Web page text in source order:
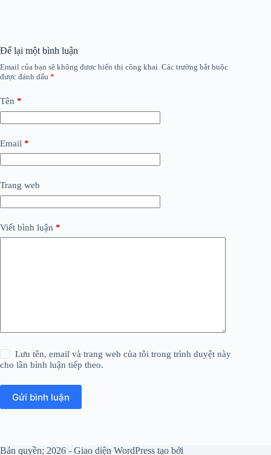
Để lại một bình luận
Email của bạn sẽ không được hiển thị công khai. Các trường bắt buộc
được đánh dấu *
Tên *
Email *
Trang web
Viết bình luận *
Lưu tên, email và trang web của tôi trong trình duyệt này
cho lần bình luận tiếp theo.
Gửi bình luận
Bản quyền; 2026 - Giao diện WordPress tạo bởi